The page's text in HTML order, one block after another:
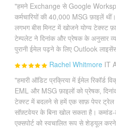
"हमने Exchange से Google
कर्मचारियों की 40,000 MSG फ़ाइलें
लगभग बीस मिनट में खोजने योग्य टेक्स्ट
टेम्पलेट ने दिनांक और प्रेषक के अनुसार
पुरानी ईमेल पढ़ने के लिए Outlook
Rachel Whitmore IT
"हमारी ऑडिट प्रक्रिया में ईमेल रिकॉर्ड
EML और MSG फ़ाइलों को प्रेषक,
टेक्स्ट में बदलने से हमें एक साफ़ पेपर ट्रेल
सॉफ़्टवेयर के बिना खोल सकता है।
एक्सपोर्ट को स्वचालित रूप से शेड्यूल